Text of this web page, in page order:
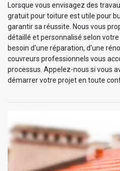
Lorsque vous envisagez des
gratuit pour toiture est utile pour
garantir sa réussite. Nous vous
détaillé et personnalisé selon
besoin d'une réparation, d'une
couvreurs professionnels vous
processus. Appelez-nous si vous
démarrer votre projet en toute